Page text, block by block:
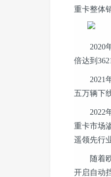
重卡整体
2020年
倍达到
2021年
五万辆下
2022年
重卡市场
遥领先行
随着欧
开启自动